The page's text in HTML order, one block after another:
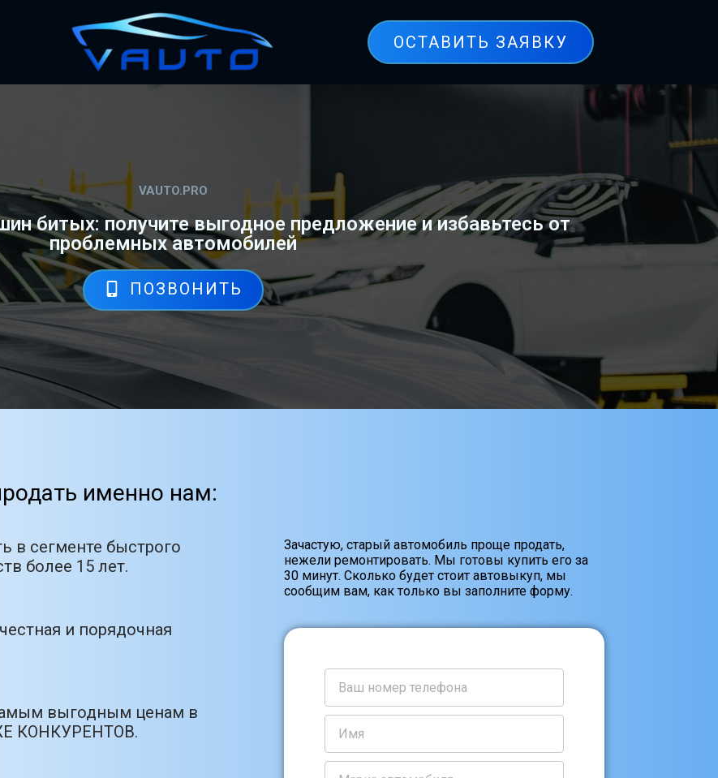
ОСТАВИТЬ ЗАЯВКУ
VAUTO.PRO
битых: получите выгодное предложение и избавьтесь от
проблемных автомобилей
ПОЗВОНИТЬ
именно нам:
в сегменте быстрого
более 15 лет.
и порядочная
выгодным ценам в
КОНКУРЕНТОВ.
Зачастую, старый автомобиль проще продать,
нежели ремонтировать. Мы готовы купить его за
30 минут. Сколько будет стоит автовыкуп, мы
сообщим вам, как только вы заполните форму.